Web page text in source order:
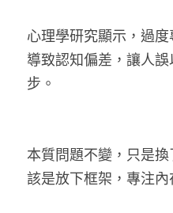
心理學研究顯示，過
導致認知偏差，讓人
步。
本質問題不變，只是
該是放下框架，專注內